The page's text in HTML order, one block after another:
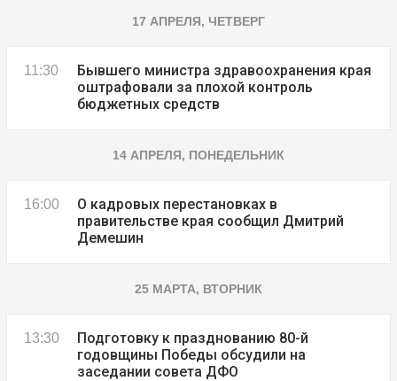
17 АПРЕЛЯ, ЧЕТВЕРГ
11:30
Бывшего министра здравоохранения края
оштрафовали за плохой контроль
бюджетных средств
14 АПРЕЛЯ, ПОНЕДЕЛЬНИК
16:00
О кадровых перестановках в
правительстве края сообщил Дмитрий
Демешин
25 МАРТА, ВТОРНИК
13:30
Подготовку к празднованию 80-й
годовщины Победы обсудили на
заседании совета ДФО